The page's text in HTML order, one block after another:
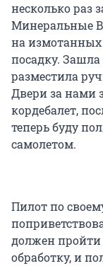
несколько раз
Минеральные
на
посадку. Зашла
разместила
Двери за нами
кордебалет,
теперь буду
самолетом.
Пилот по
должен пройти
обработку, и